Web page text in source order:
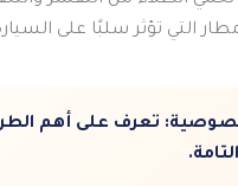
التي تؤثر سلبًا على
تعرف على أهم